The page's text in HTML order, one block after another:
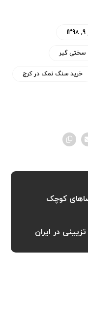
گیر
خرید سنگ نمک در کرج
کوچک
در ایران